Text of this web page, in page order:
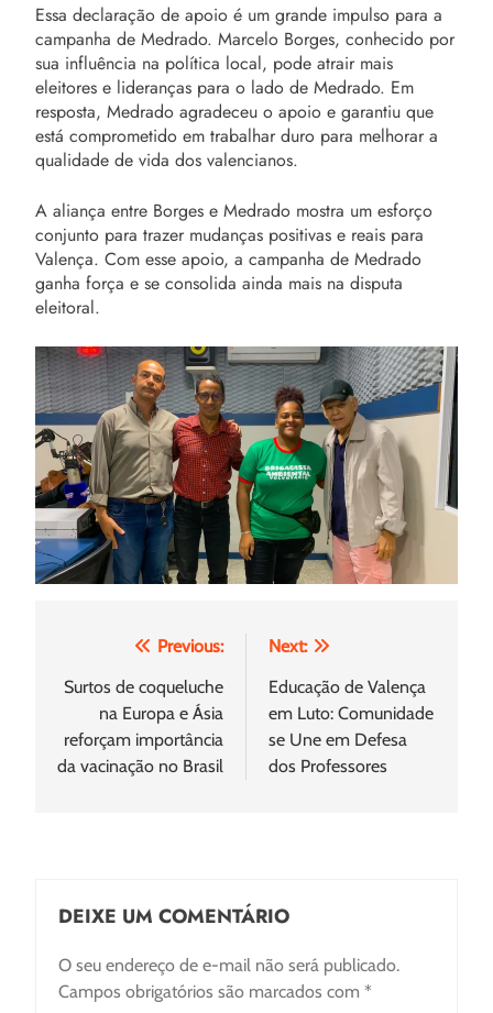
Essa declaração de apoio é um grande impulso para a
campanha de Medrado. Marcelo Borges, conhecido por
sua influência na política local, pode atrair mais
eleitores e lideranças para o lado de Medrado. Em
resposta, Medrado agradeceu o apoio e garantiu que
está comprometido em trabalhar duro para melhorar a
qualidade de vida dos valencianos.
A aliança entre Borges e Medrado mostra um esforço
conjunto para trazer mudanças positivas e reais para
Valença. Com esse apoio, a campanha de Medrado
ganha força e se consolida ainda mais na disputa
eleitoral.
Navegação
de
Post
Previous:
Surtos de coqueluche
na Europa e Ásia
reforçam importância
da vacinação no Brasil
Next:
Educação de Valença
em Luto: Comunidade
se Une em Defesa
dos Professores
DEIXE UM COMENTÁRIO
O seu endereço de e-mail não será publicado.
Campos obrigatórios são marcados com *